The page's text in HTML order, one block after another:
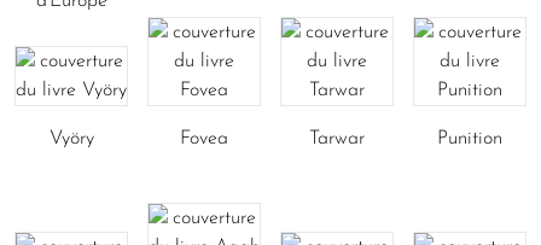
Vyöry Fovea Tarwar Punition